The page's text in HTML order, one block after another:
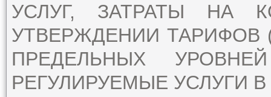
УСЛУГ, ЗАТРАТЫ НА
УТВЕРЖДЕНИИ ТАРИФОВ
ПРЕДЕЛЬНЫХ
РЕГУЛИРУЕМЫЕ УСЛУГИ В